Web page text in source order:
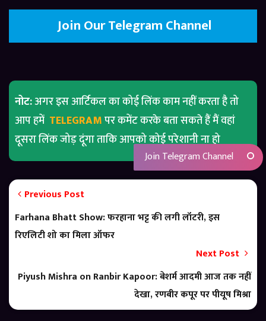
Join Our Telegram Channel
नोट:अगर इस आर्टिकल का कोई लिंक काम नहीं करता है तो
आप हमें TELEGRAMपर कमेंट करके बता सकते हैं मैं वहां
दूसरा लिंक जोड़ दूंगा ताकि आपको कोई परेशानी ना हो
Previous Post
Farhana Bhatt Show: फरहाना भट्ट की लगी लॉटरी, इस
रिएलिटी शो का मिला ऑफर
Next Post
Piyush Mishra on Ranbir Kapoor: बेशर्म आदमी आज तक नहीं
देखा, रणबीर कपूर पर पीयूष मिश्रा
Join Telegram Channel